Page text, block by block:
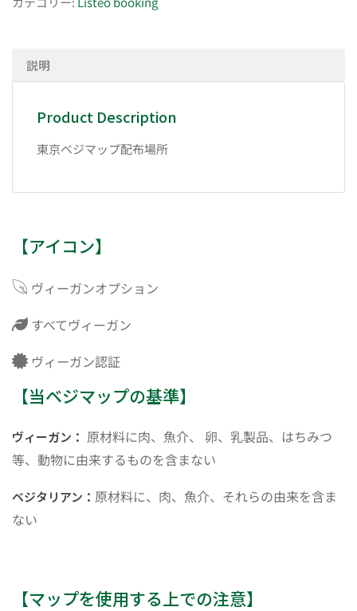
説明
Product Description
東京ベジマップ配布場所
【アイコン】
ヴィーガンオプション
すべてヴィーガン
ヴィーガン認証
【当ベジマップの基準】
ヴィーガン： 原材料に肉、魚介、 卵、乳製品、はちみつ
等、動物に由来するものを含まない
ベジタリアン： 原材料に、肉、魚介、それらの由来を含ま
ない
【マップを使用する上での注意】